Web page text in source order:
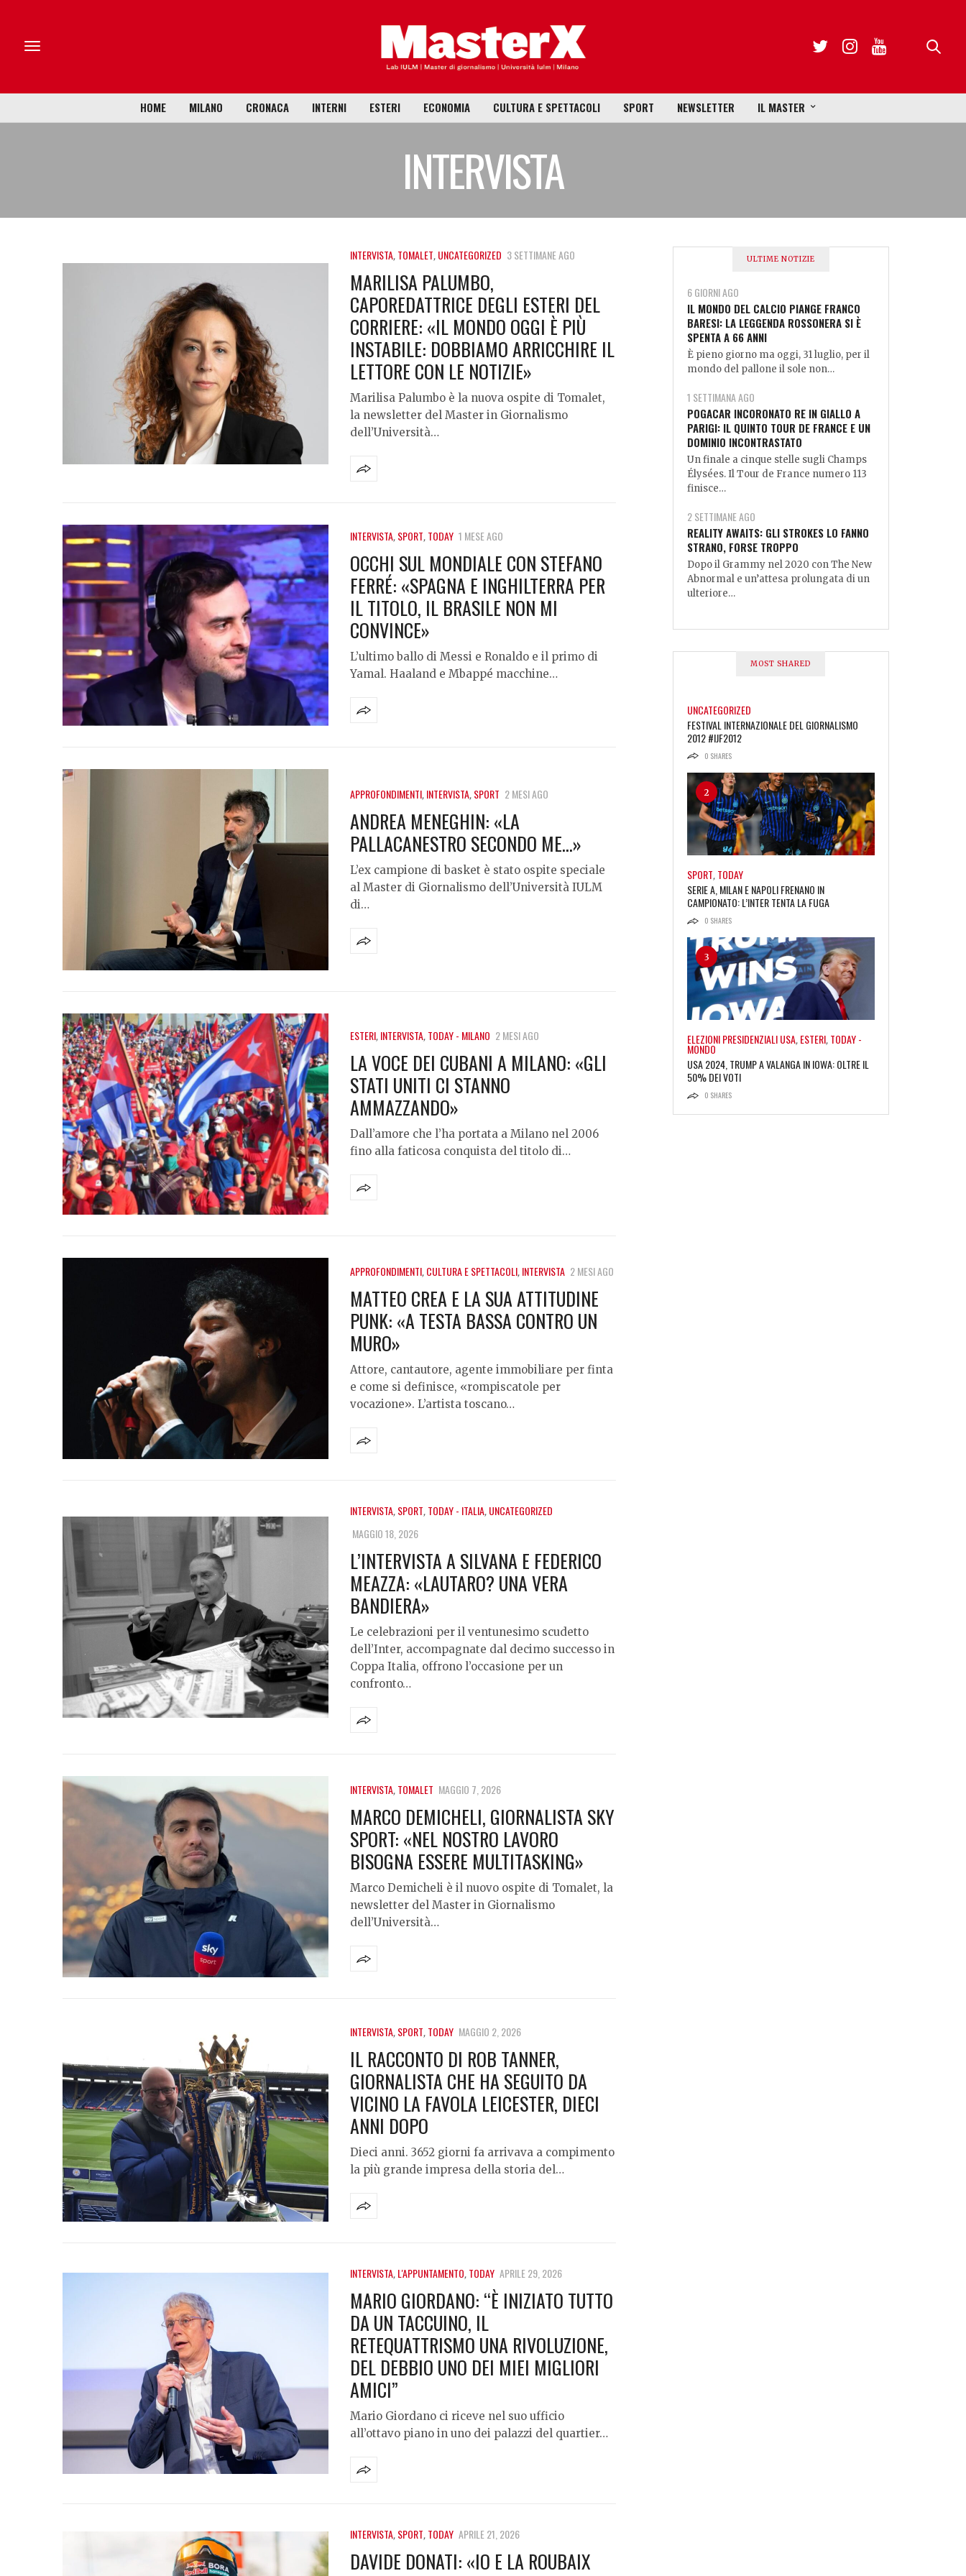
HOME MILANO CRONACA INTERNI ESTERI ECONOMIA CULTURA E SPETTACOLI SPORT NEWSLETTER IL MASTER
INTERVISTA
INTERVISTA,TOMALET,UNCATEGORIZED 3 SETTIMANE AGO
MARILISA PALUMBO,
CAPOREDATTRICE DEGLI ESTERI DEL
CORRIERE: «IL MONDO OGGI È PIÙ
INSTABILE: DOBBIAMO ARRICCHIRE IL
LETTORE CON LE NOTIZIE»
Marilisa Palumbo è la nuova ospite di Tomalet,
la newsletter del Master in Giornalismo
dell’Università…
INTERVISTA,SPORT,TODAY 1 MESE AGO
OCCHI SUL MONDIALE CON STEFANO
FERRÉ: «SPAGNA E INGHILTERRA PER
IL TITOLO, IL BRASILE NON MI
CONVINCE»
L’ultimo ballo di Messi e Ronaldo e il primo di
Yamal. Haaland e Mbappé macchine…
APPROFONDIMENTI,INTERVISTA,SPORT 2 MESI AGO
ANDREA MENEGHIN: «LA
PALLACANESTRO SECONDO ME…»
L’ex campione di basket è stato ospite speciale
al Master di Giornalismo dell’Università IULM
di…
ESTERI,INTERVISTA,TODAY - MILANO 2 MESI AGO
LA VOCE DEI CUBANI A MILANO: «GLI
STATI UNITI CI STANNO
AMMAZZANDO»
Dall’amore che l’ha portata a Milano nel 2006
fino alla faticosa conquista del titolo di…
APPROFONDIMENTI,CULTURA E SPETTACOLI,INTERVISTA 2 MESI AGO
MATTEO CREA E LA SUA ATTITUDINE
PUNK: «A TESTA BASSA CONTRO UN
MURO»
Attore, cantautore, agente immobiliare per finta
e come si definisce, «rompiscatole per
vocazione». L’artista toscano…
INTERVISTA,SPORT,TODAY - ITALIA,UNCATEGORIZED
MAGGIO 18, 2026
L’INTERVISTA A SILVANA E FEDERICO
MEAZZA: «LAUTARO? UNA VERA
BANDIERA»
Le celebrazioni per il ventunesimo scudetto
dell’Inter, accompagnate dal decimo successo in
Coppa Italia, offrono l’occasione per un
confronto…
INTERVISTA,TOMALET MAGGIO 7, 2026
MARCO DEMICHELI, GIORNALISTA SKY
SPORT: «NEL NOSTRO LAVORO
BISOGNA ESSERE MULTITASKING»
Marco Demicheli è il nuovo ospite di Tomalet, la
newsletter del Master in Giornalismo
dell’Università…
INTERVISTA,SPORT,TODAY MAGGIO 2, 2026
IL RACCONTO DI ROB TANNER,
GIORNALISTA CHE HA SEGUITO DA
VICINO LA FAVOLA LEICESTER, DIECI
ANNI DOPO
Dieci anni. 3652 giorni fa arrivava a compimento
la più grande impresa della storia del…
INTERVISTA,L'APPUNTAMENTO,TODAY APRILE 29, 2026
MARIO GIORDANO: “È INIZIATO TUTTO
DA UN TACCUINO, IL
RETEQUATTRISMO UNA RIVOLUZIONE,
DEL DEBBIO UNO DEI MIEI MIGLIORI
AMICI”
Mario Giordano ci riceve nel suo ufficio
all’ottavo piano in uno dei palazzi del quartier…
INTERVISTA,SPORT,TODAY APRILE 21, 2026
DAVIDE DONATI: «IO E LA ROUBAIX
ULTIME NOTIZIE
6 GIORNI AGO
IL MONDO DEL CALCIO PIANGE FRANCO
BARESI: LA LEGGENDA ROSSONERA SI È
SPENTA A 66 ANNI
È pieno giorno ma oggi, 31 luglio, per il
mondo del pallone il sole non…
1 SETTIMANA AGO
POGACAR INCORONATO RE IN GIALLO A
PARIGI: IL QUINTO TOUR DE FRANCE E UN
DOMINIO INCONTRASTATO
Un finale a cinque stelle sugli Champs
Élysées. Il Tour de France numero 113
finisce…
2 SETTIMANE AGO
REALITY AWAITS: GLI STROKES LO FANNO
STRANO, FORSE TROPPO
Dopo il Grammy nel 2020 con The New
Abnormal e un’attesa prolungata di un
ulteriore…
MOST SHARED
1
UNCATEGORIZED
FESTIVAL INTERNAZIONALE DEL GIORNALISMO
2012 #IJF2012
0 SHARES
2
SPORT,TODAY
SERIE A, MILAN E NAPOLI FRENANO IN
CAMPIONATO: L’INTER TENTA LA FUGA
0 SHARES
3
ELEZIONI PRESIDENZIALI USA,ESTERI,TODAY -
MONDO
USA 2024, TRUMP A VALANGA IN IOWA: OLTRE IL
50% DEI VOTI
0 SHARES